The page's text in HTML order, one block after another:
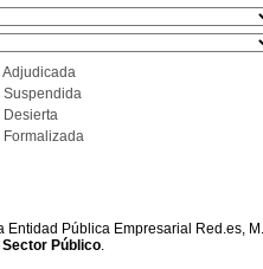
Adjudicada
Suspendida
Desierta
Formalizada
Pública Empresarial Red.es,
Público.